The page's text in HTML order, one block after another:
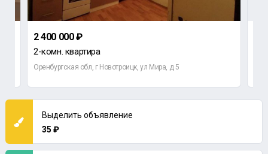
2 400 000 ₽
2-комн. квартира
Оренбургская обл, г Новотроицк, ул Мира, д 5
Выделить объявление
35 ₽